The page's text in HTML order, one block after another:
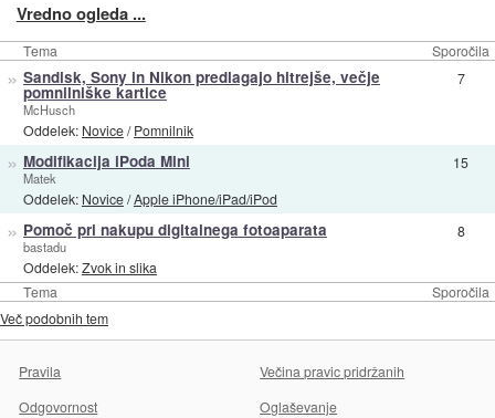
Vredno ogleda ...
Tema Sporočila
Tema Sporočila
» Sandisk, Sony in Nikon predlagajo hitrejše, večje
pomnilniške kartice
McHusch
Oddelek: Novice/Pomnilnik
7
» Modifikacija iPoda Mini
Matek
Oddelek: Novice/Apple iPhone/iPad/iPod
15
» Pomoč pri nakupu digitalnega fotoaparata
bastadu
Oddelek:Zvok in slika
8
Več podobnih tem
Pravila
Večina pravic pridržanih
Odgovornost
Oglaševanje